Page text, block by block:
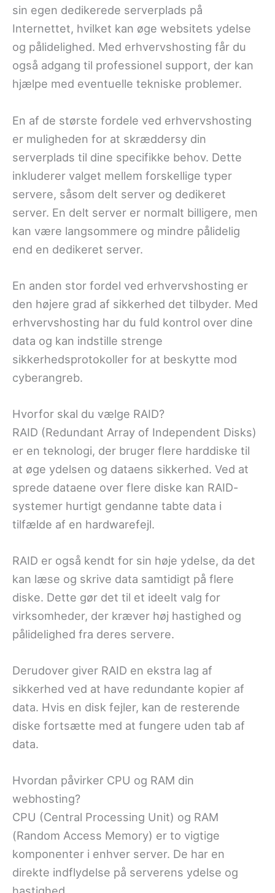
sin egen dedikerede serverplads på
Internettet, hvilket kan øge websitets ydelse
og pålidelighed. Med erhvervshosting får du
også adgang til professionel support, der kan
hjælpe med eventuelle tekniske problemer.
En af de største fordele ved erhvervshosting
er muligheden for at skræddersy din
serverplads til dine specifikke behov. Dette
inkluderer valget mellem forskellige typer
servere, såsom delt server og dedikeret
server. En delt server er normalt billigere, men
kan være langsommere og mindre pålidelig
end en dedikeret server.
En anden stor fordel ved erhvervshosting er
den højere grad af sikkerhed det tilbyder. Med
erhvervshosting har du fuld kontrol over dine
data og kan indstille strenge
sikkerhedsprotokoller for at beskytte mod
cyberangreb.
Hvorfor skal du vælge RAID?
RAID (Redundant Array of Independent Disks)
er en teknologi, der bruger flere harddiske til
at øge ydelsen og dataens sikkerhed. Ved at
sprede dataene over flere diske kan RAID-
systemer hurtigt gendanne tabte data i
tilfælde af en hardwarefejl.
RAID er også kendt for sin høje ydelse, da det
kan læse og skrive data samtidigt på flere
diske. Dette gør det til et ideelt valg for
virksomheder, der kræver høj hastighed og
pålidelighed fra deres servere.
Derudover giver RAID en ekstra lag af
sikkerhed ved at have redundante kopier af
data. Hvis en disk fejler, kan de resterende
diske fortsætte med at fungere uden tab af
data.
Hvordan påvirker CPU og RAM din
webhosting?
CPU (Central Processing Unit) og RAM
(Random Access Memory) er to vigtige
komponenter i enhver server. De har en
direkte indflydelse på serverens ydelse og